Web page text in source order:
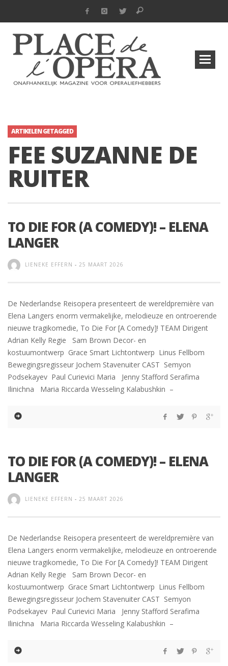
ARTIKELEN GETAGGED
FEE SUZANNE DE
RUITER
TO DIE FOR (A COMEDY)! – ELENA
LANGER
LIENEKE EFFERN - 25 MAART 2026
De Nederlandse Reisopera presenteert de wereldpremière van
Elena Langers enorm vermakelijke, melodieuze en ontroerende
nieuwe tragikomedie, To Die For [A Comedy]! TEAM Dirigent
Adrian Kelly Regie Sam Brown Decor- en
kostuumontwerp Grace Smart Lichtontwerp Linus Fellbom
Bewegingsregisseur Jochem Stavenuiter CAST Semyon
Podsekayev Paul Curievici Maria Jenny Stafford Serafima
Ilinichna Maria Riccarda Wesseling Kalabushkin –
TO DIE FOR (A COMEDY)! – ELENA
LANGER
LIENEKE EFFERN - 25 MAART 2026
De Nederlandse Reisopera presenteert de wereldpremière van
Elena Langers enorm vermakelijke, melodieuze en ontroerende
nieuwe tragikomedie, To Die For [A Comedy]! TEAM Dirigent
Adrian Kelly Regie Sam Brown Decor- en
kostuumontwerp Grace Smart Lichtontwerp Linus Fellbom
Bewegingsregisseur Jochem Stavenuiter CAST Semyon
Podsekayev Paul Curievici Maria Jenny Stafford Serafima
Ilinichna Maria Riccarda Wesseling Kalabushkin –